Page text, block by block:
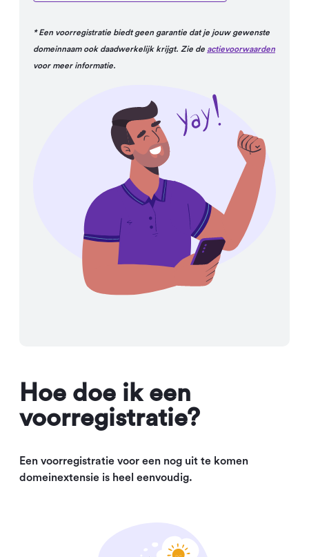
* Een voorregistratie biedt geen garantie dat je jouw gewenste
domeinnaam ook daadwerkelijk krijgt. Zie de actievoorwaarden
voor meer informatie.
Hoe doe ik een
voorregistratie?
Een voorregistratie voor een nog uit te komen
domeinextensie is heel eenvoudig.